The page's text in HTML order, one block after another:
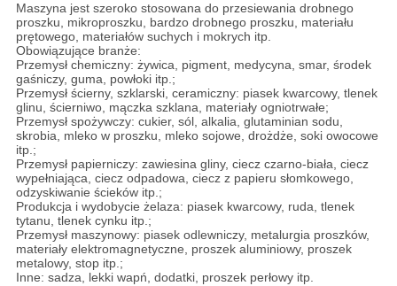
Maszyna jest szeroko stosowana do przesiewania drobnego
proszku, mikroproszku, bardzo drobnego proszku, materiału
prętowego, materiałów suchych i mokrych itp.
Obowiązujące branże:
Przemysł chemiczny: żywica, pigment, medycyna, smar, środek
gaśniczy, guma, powłoki itp.;
Przemysł ścierny, szklarski, ceramiczny: piasek kwarcowy, tlenek
glinu, ścierniwo, mączka szklana, materiały ogniotrwałe;
Przemysł spożywczy: cukier, sól, alkalia, glutaminian sodu,
skrobia, mleko w proszku, mleko sojowe, drożdże, soki owocowe
itp.;
Przemysł papierniczy: zawiesina gliny, ciecz czarno-biała, ciecz
wypełniająca, ciecz odpadowa, ciecz z papieru słomkowego,
odzyskiwanie ścieków itp.;
Produkcja i wydobycie żelaza: piasek kwarcowy, ruda, tlenek
tytanu, tlenek cynku itp.;
Przemysł maszynowy: piasek odlewniczy, metalurgia proszków,
materiały elektromagnetyczne, proszek aluminiowy, proszek
metalowy, stop itp.;
Inne: sadza, lekki wapń, dodatki, proszek perłowy itp.